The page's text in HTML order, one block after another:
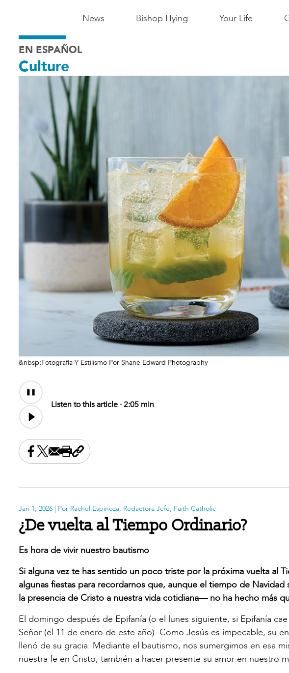
Main
-
Madison
News Bishop Hying Your Life
EN ESPAÑOL
Culture
&nbsp;Fotografía Y Estilismo Por Shane Edward Photography
Audio
Content
Listen to this article ·2:05 min
Share this on Facebook
Share this on X
Share this by email
Print this page
Copy the page address
Jan 1, 2026 | Por Rachel Espinoza, Redactora Jefe, Faith Catholic
¿De vuelta al Tiempo Ordinario?
Es hora de vivir nuestro bautismo
Si alguna vez te has sentido un poco triste por la próxima vuelta al
algunas fiestas para recordarnos que, aunque el tiempo de
la presencia de Cristo a nuestra vida cotidiana— no ha hecho más
El domingo después de Epifanía (o el lunes siguiente, si Epifanía
Señor (el 11 de enero de este año). Como Jesús es impecable, su
llenó de su gracia. Mediante el bautismo, nos sumergimos en esa
nuestra fe en Cristo, también a hacer presente su amor en nuestro